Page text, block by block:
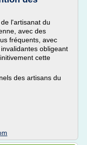
l'artisanat du
avec des
fréquents, avec
obligeant
cette
des artisans du